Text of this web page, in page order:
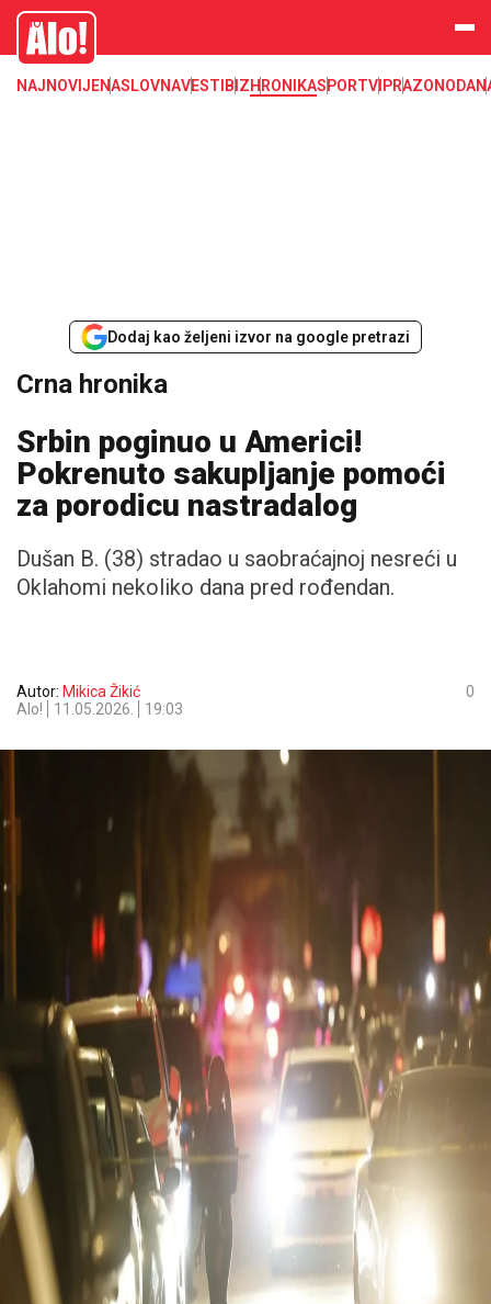
Crna hronika, smrt, ubistvo, likvidacija, krađa, pljačka, hapšenje, policija,
poginuli, zaplena, carina
Alo
NAJNOVIJENASLOVNAVESTI BIZHRONIKASPORTVIPRAZONODA
Dodaj kao željeni izvor na google pretrazi
Crna hronika
Srbin poginuo u Americi!
Pokrenuto sakupljanje pomoći
za porodicu nastradalog
Dušan B. (38) stradao u saobraćajnoj nesreći u
Oklahomi nekoliko dana pred rođendan.
Autor: Mikica Žikić
Alo!
11.05.2026. 19:03
0